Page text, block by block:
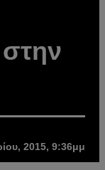
2015, 9:36μμ